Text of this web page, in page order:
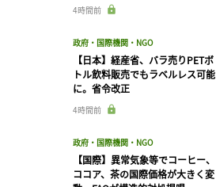
4時間前
政府・国際機関・NGO
【日本】経産省、バラ売りPETボ
トル飲料販売でもラベルレス可能
に。省令改正
4時間前
政府・国際機関・NGO
【国際】異常気象等でコーヒー、
ココア、茶の国際価格が大きく変